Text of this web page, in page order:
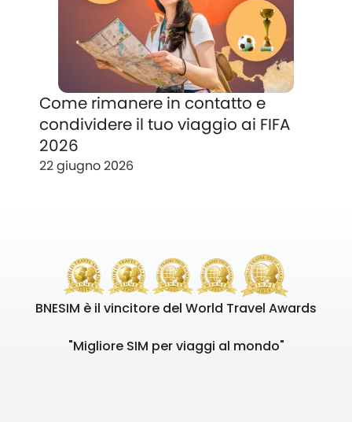
Come rimanere in contatto e
condividere il tuo viaggio ai FIFA
2026
22 giugno 2026
BNESIM è il vincitore del World Travel Awards
"Migliore SIM per viaggi al mondo"